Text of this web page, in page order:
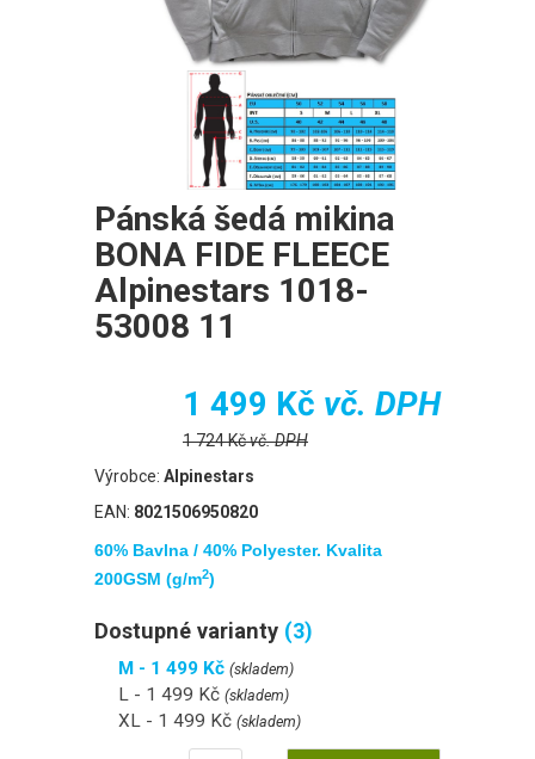
Pánská šedá mikina
BONA FIDE FLEECE
Alpinestars 1018-
53008 11
1 499 Kč vč. DPH
1 724 Kčvč. DPH
Výrobce: Alpinestars
EAN: 8021506950820
60% Bavlna / 40% Polyester. Kvalita
200GSM (g/m2)
Dostupné varianty (3)
M - 1 499 Kč (skladem)
L - 1 499 Kč (skladem)
XL - 1 499 Kč (skladem)